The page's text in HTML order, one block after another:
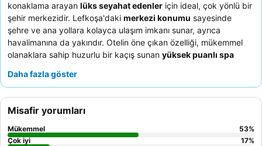
konaklama arayan lüks seyahat edenler için ideal, çok yönlü bir
şehir merkezidir. Lefkoşa'daki merkezi konumu sayesinde
şehre ve ana yollara kolayca ulaşım imkanı sunar, ayrıca
havalimanına da yakındır. Otelin öne çıkan özelliği, mükemmel
olanaklara sahip huzurlu bir kaçış sunan yüksek puanlı spa
lezzetlikahvaltı büfesini
edebilir veya eğlence için
Daha fazla göster
Misafir yorumları
Mükemmel 53%
Çok iyi
17%